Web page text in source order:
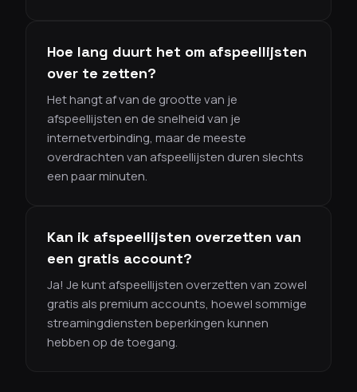
Hoe lang duurt het om afspeellijsten
over te zetten?
Het hangt af van de grootte van je
afspeellijsten en de snelheid van je
internetverbinding, maar de meeste
overdrachten van afspeellijsten duren slechts
een paar minuten.
Kan ik afspeellijsten overzetten van
een gratis account?
Ja! Je kunt afspeellijsten overzetten van zowel
gratis als premium accounts, hoewel sommige
streamingdiensten beperkingen kunnen
hebben op de toegang.